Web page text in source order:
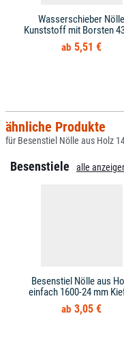
Wasserschieber Nölle
Kunststoff mit Borsten
5,51 €
ähnliche Produkte
für Besenstiel Nölle aus Holz
Besenstiele alle
Besenstiel Nölle aus
einfach 1600-24 mm
3,05 €